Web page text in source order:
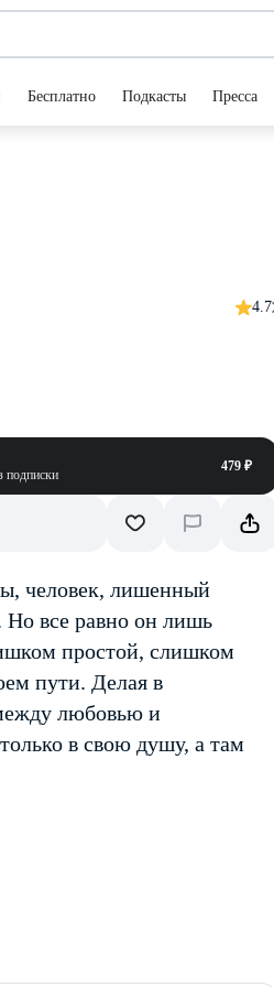
Бесплатно Подкасты Пресса
4.7
подписки
479 ₽
человек, лишенный
Но все равно он лишь
простой, слишком
пути. Делая в
любовью и
в свою душу, а там